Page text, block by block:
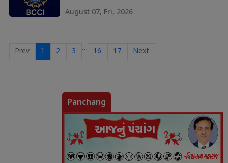
August 07, Fri, 2026
Prev 1 2 3 … 16 17 Next
Panchang